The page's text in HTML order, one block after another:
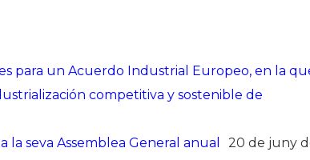
para un Acuerdo Industrial Europeo, en la
competitiva y sostenible de
seva Assemblea General anual
20 de juny